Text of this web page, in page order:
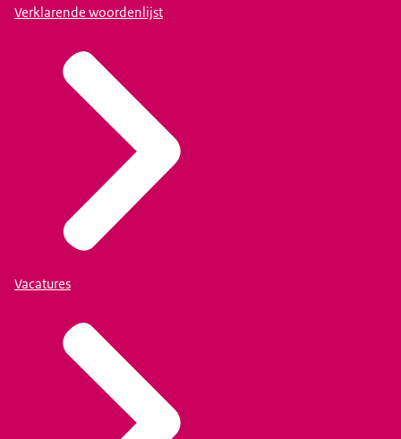
Verklarende woordenlijst
Vacatures